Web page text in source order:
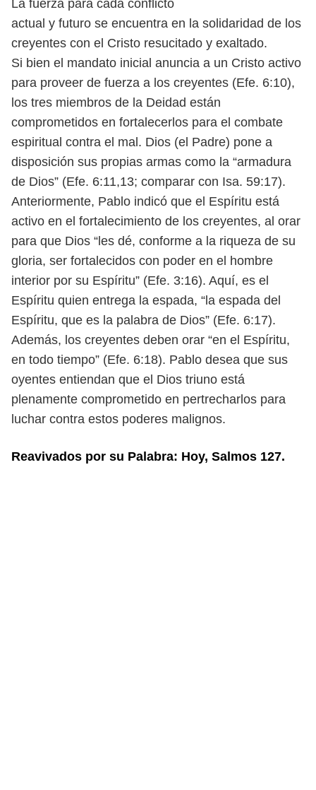
La fuerza para cada conflicto
actual y futuro se encuentra en la solidaridad de los
creyentes con el Cristo resucitado y exaltado.
Si bien el mandato inicial anuncia a un Cristo activo
para proveer de fuerza a los creyentes (Efe. 6:10),
los tres miembros de la Deidad están
comprometidos en fortalecerlos para el combate
espiritual contra el mal. Dios (el Padre) pone a
disposición sus propias armas como la “armadura
de Dios” (Efe. 6:11,13; comparar con Isa. 59:17).
Anteriormente, Pablo indicó que el Espíritu está
activo en el fortalecimiento de los creyentes, al orar
para que Dios “les dé, conforme a la riqueza de su
gloria, ser fortalecidos con poder en el hombre
interior por su Espíritu” (Efe. 3:16). Aquí, es el
Espíritu quien entrega la espada, “la espada del
Espíritu, que es la palabra de Dios” (Efe. 6:17).
Además, los creyentes deben orar “en el Espíritu,
en todo tiempo” (Efe. 6:18). Pablo desea que sus
oyentes entiendan que el Dios triuno está
plenamente comprometido en pertrecharlos para
luchar contra estos poderes malignos.
Reavivados por su Palabra: Hoy, Salmos 127.